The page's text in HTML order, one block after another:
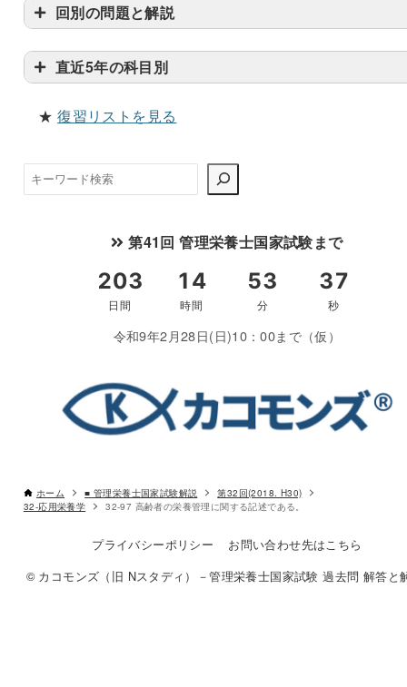
回別の問題と解説
直近5年の科目別
★復習リストを見る
検
索
第41回 管理栄養士国家試験まで
令和9年2月28日(日)10：00まで（仮）
ホーム ■ 管理栄養士国家試験解説
第32回(2018. H30)
32-応用栄養学
32-97 高齢者の栄養管理に関する記述である。
プライバシーポリシー
お問い合わせ先はこちら
© カコモンズ（旧 Nスタディ）－管理栄養士国家試験 過去問 解答と